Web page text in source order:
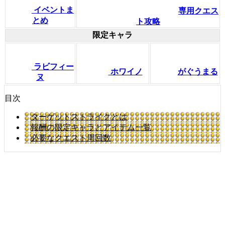
イベントま
とめ
専用クエス
ト攻略
限定キャラ
ラビフィー
ヌ
ホワイノ がぐうまる
目次
ターゲットストライクとは
報酬の限定キャラとアイテム一覧
必要なクエスト周回数